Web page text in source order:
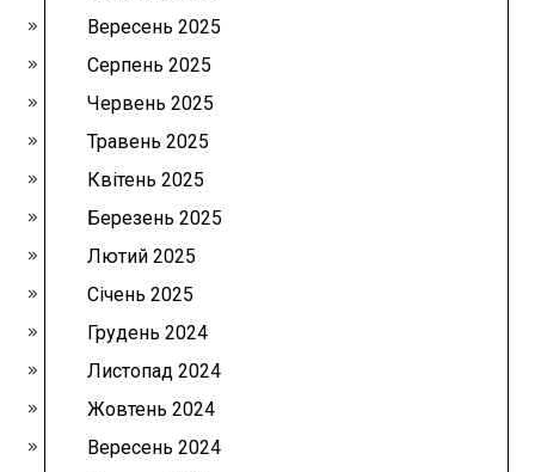
Вересень 2025
Серпень 2025
Червень 2025
Травень 2025
Квітень 2025
Березень 2025
Лютий 2025
Січень 2025
Грудень 2024
Листопад 2024
Жовтень 2024
Вересень 2024